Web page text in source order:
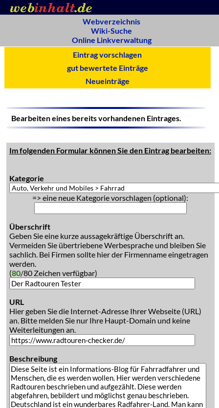
Webverzeichnis
Wiki-Suche
Online Linkverwaltung
Eintrag vorschlagen
gut bewertete Einträge
Neueinträge
Bearbeiten eines bereits vorhandenen Eintrages.
Im folgenden Formular können Sie den Eintrag bearbeiten:
Kategorie
=> eine neue Kategorie vorschlagen (optional):
Überschrift
Geben Sie eine kurze aussagekräftige Überschrift an.
Vermeiden Sie übertriebene Werbesprache und bleiben Sie
sachlich. Bei Firmen sollte hier der Firmenname eingetragen
werden.
(80/80 Zeichen verfügbar)
URL
Hier geben Sie die Internet-Adresse Ihrer Webseite (URL)
an. Bitte melden Sie nur Ihre Haupt-Domain und keine
Weiterleitungen an.
Beschreibung